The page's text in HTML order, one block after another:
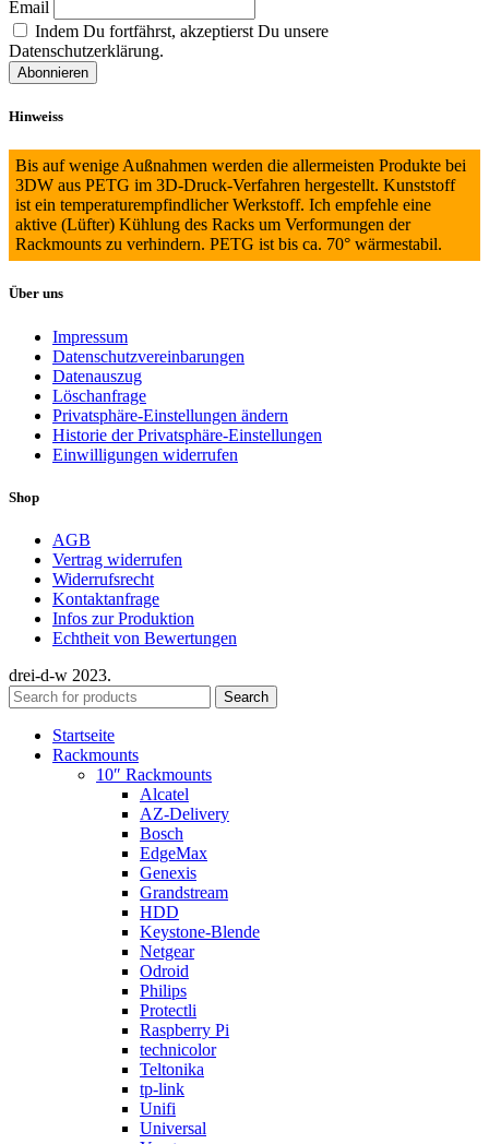
auf
der
Produktseite
Email
Indem Du fortfährst, akzeptierst Du unsere
Datenschutzerklärung.
Hinweiss
Bis auf wenige Außnahmen werden die allermeisten Produkte bei
3DW aus PETG im 3D-Druck-Verfahren hergestellt. Kunststoff
ist ein temperaturempfindlicher Werkstoff. Ich empfehle eine
aktive (Lüfter) Kühlung des Racks um Verformungen der
Rackmounts zu verhindern. PETG ist bis ca. 70° wärmestabil.
Über uns
Impressum
Datenschutzvereinbarungen
Datenauszug
Löschanfrage
Privatsphäre-Einstellungen ändern
Historie der Privatsphäre-Einstellungen
Einwilligungen widerrufen
Shop
AGB
Vertrag widerrufen
Widerrufsrecht
Kontaktanfrage
Infos zur Produktion
Echtheit von Bewertungen
drei-d-w 2023.
Search
Startseite
Rackmounts
10″ Rackmounts
Alcatel
AZ-Delivery
Bosch
EdgeMax
Genexis
Grandstream
HDD
Keystone-Blende
Netgear
Odroid
Philips
Protectli
Raspberry Pi
technicolor
Teltonika
tp-link
Unifi
Universal